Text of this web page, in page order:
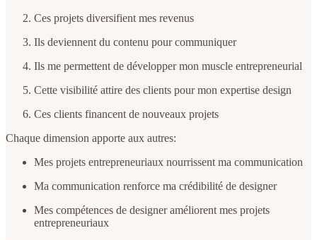
Ces projets diversifient mes revenus
Ils deviennent du contenu pour communiquer
Ils me permettent de développer mon muscle entrepreneurial
Cette visibilité attire des clients pour mon expertise design
Ces clients financent de nouveaux projets
Chaque dimension apporte aux autres:
Mes projets entrepreneuriaux nourrissent ma communication
Ma communication renforce ma crédibilité de designer
Mes compétences de designer améliorent mes projets
entrepreneuriaux